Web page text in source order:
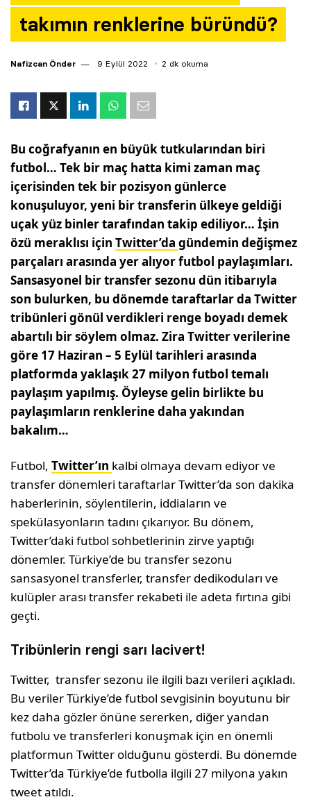
takımın renklerine büründü?
Nafizcan Önder 9 Eylül 2022 2 dk okuma
Bu coğrafyanın en büyük tutkularından biri
futbol… Tek bir maç hatta kimi zaman maç
içerisinden tek bir pozisyon günlerce
konuşuluyor, yeni bir transferin ülkeye geldiği
uçak yüz binler tarafından takip ediliyor… İşin
özü meraklısı içinTwitter’dagündemin değişmez
parçaları arasında yer alıyor futbol paylaşımları.
Sansasyonel bir transfer sezonu dün itibarıyla
son bulurken, bu dönemde taraftarlar da Twitter
tribünleri gönül verdikleri renge boyadı demek
abartılı bir söylem olmaz. Zira Twitter verilerine
göre 17 Haziran – 5 Eylül tarihleri arasında
platformda yaklaşık 27 milyon futbol temalı
paylaşım yapılmış. Öyleyse gelin birlikte bu
paylaşımların renklerine daha yakından
bakalım…
Futbol, ​​Twitter’ın kalbi olmaya devam ediyor ve
transfer dönemleri taraftarlar Twitter’da son dakika
haberlerinin, söylentilerin, iddiaların ve
spekülasyonların tadını çıkarıyor. Bu dönem,
Twitter’daki futbol sohbetlerinin zirve yaptığı
dönemler. Türkiye’de bu transfer sezonu
sansasyonel transferler, transfer dedikoduları ve
kulüpler arası transfer rekabeti ile adeta fırtına gibi
geçti.
Tribünlerin rengi sarı lacivert!
Twitter, transfer sezonu ile ilgili bazı verileri açıkladı.
Bu veriler Türkiye’de futbol sevgisinin boyutunu bir
kez daha gözler önüne sererken, diğer yandan
futbolu ve transferleri konuşmak için en önemli
platformun Twitter olduğunu gösterdi. Bu dönemde
Twitter’da Türkiye’de futbolla ilgili 27 milyona yakın
tweet atıldı.